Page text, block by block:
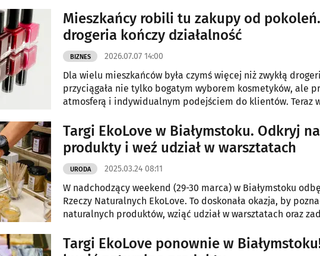
Mieszkańcy robili tu zakupy od
drogeria kończy działalność
BIZNES 2026.07.07 14:00
Dla wielu mieszkańców była czymś więcej niż zwykłą
przyciągała nie tylko bogatym wyborem kosmetyków, ale
atmosferą i indywidualnym podejściem do klientów. Teraz
Targi EkoLove w Białymstoku. Odkryj
produkty i weź udział w warsztatach
URODA 2025.03.24 08:11
W nadchodzący weekend (29-30 marca) w Białymstoku
Rzeczy Naturalnych EkoLove. To doskonała okazja, by
naturalnych produktów, wziąć udział w warsztatach oraz
Targi EkoLove ponownie w